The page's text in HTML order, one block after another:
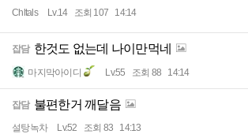
Chltals Lv.14 조회 107 14:14
잡담 한것도 없는데 나이만먹네
마지막아이디 Lv.55 조회 88 14:14
잡담 불편한거 깨달음
설탕녹차 Lv.52 조회 83 14:13